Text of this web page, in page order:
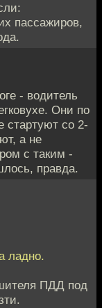
пассажиров,
- водитель
Они по
стартуют со 2-
а не
с таким -
правда.
ладно.
ПДД под